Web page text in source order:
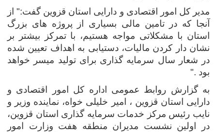
مدیر کل امور اقتصادی و دارایی استان قزوین گفت:" از
آنجا که در تامین مالی بسیاری از پروژه های بزرگ
استان با مشکلاتی مواجه هستیم، با تمرکز بیشتر بر
نشان دار کردن مالیات، دستیابی به اهداف تعیین شده
در شعار سال سرمایه گذاری برای تولید میسر خواهد
بود ."
به گزارش روابط عمومی اداره کل امور اقتصادی و
دارایی استان قزوین ، امیر خلیلی خواه، نماینده وزیر و
نایب رئیس مرکز خدمات سرمایه گذاری استان قزوین،
در اولین نشست مدیران منطقه هفت وزارت امور